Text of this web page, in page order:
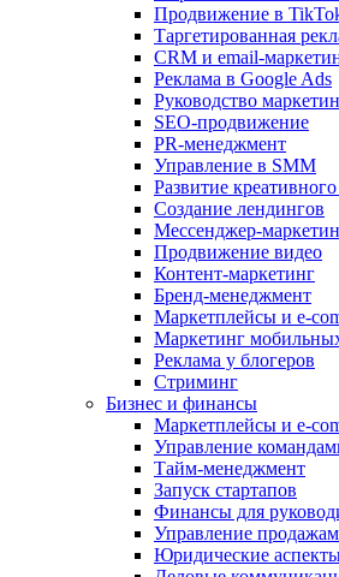
Продвижение в
Таргетированная
CRM и email-
Реклама в Google Ads
Руководство
SEO-продвижение
PR-менеджмент
Управление в SMM
Развитие
Создание лендингов
Мессенджер-
Продвижение видео
Контент-маркетинг
Бренд-менеджмент
Маркетплейсы и e-
Маркетинг
Реклама у блогеров
Стриминг
Бизнес и финансы
Маркетплейсы и e-
Управление
Тайм-менеджмент
Запуск стартапов
Финансы для
Управление
Юридические